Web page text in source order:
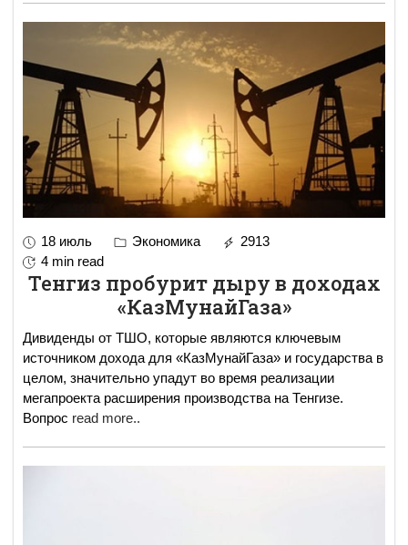
18 июль Экономика
2913
4 min read
Тенгиз пробурит дыру в доходах
«КазМунайГаза»
Дивиденды от ТШО, которые являются ключевым
источником дохода для «КазМунайГаза» и государства в
целом, значительно упадут во время реализации
мегапроекта расширения производства на Тенгизе.
Вопрос read more..